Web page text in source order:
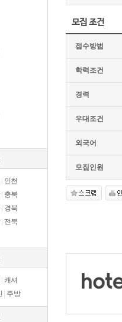
인천
충북
경북
전북
캐셔
주방
모집 조건
접수방법
학력조건
경력
우대조건
외국어
모집인원